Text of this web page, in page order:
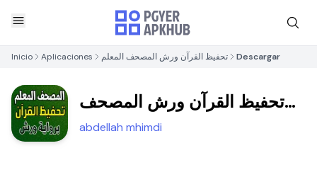
Inicio Aplicaciones تحفيظ القرآن ورش المصحف المعلم Descargar
تحفيظ القرآن ورش المصحف
المعلم
abdellah mhimdi